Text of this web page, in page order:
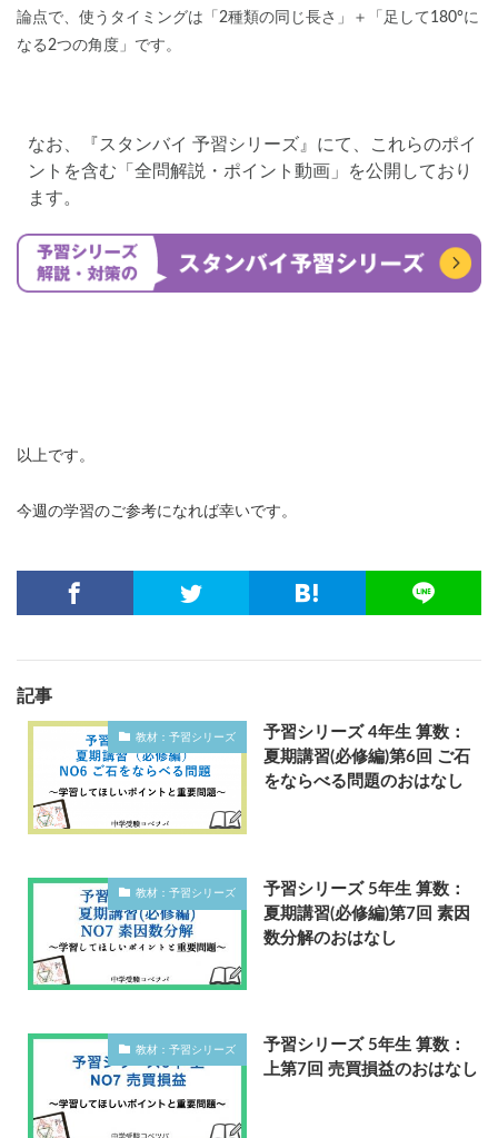
論点で、使うタイミングは「2種類の同じ長さ」＋「足して180°に
なる2つの角度」です。
なお、『スタンバイ 予習シリーズ』にて、これらのポイ
ントを含む「全問解説・ポイント動画」を公開しており
ます。
以上です。
今週の学習のご参考になれば幸いです。
記事
教材：予習シリーズ
予習シリーズ 4年生 算数：
夏期講習(必修編)第6回 ご石
をならべる問題のおはなし
教材：予習シリーズ
予習シリーズ 5年生 算数：
夏期講習(必修編)第7回 素因
数分解のおはなし
教材：予習シリーズ
予習シリーズ 5年生 算数：
上第7回 売買損益のおはなし